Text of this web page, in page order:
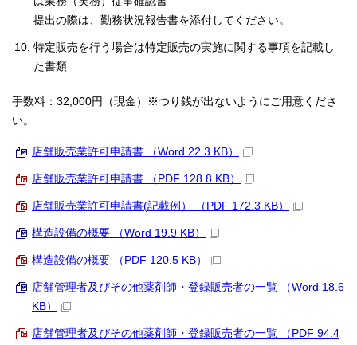
提出の際は、勤務状況報告書を添付してください。
特定販売を行う場合は特定販売の実施に関する事項を記載し
た書類
手数料：32,000円（現金）※つり銭が出ないようにご用意くださ
い。
店舗販売業許可申請書 （Word 22.3 KB）
店舗販売業許可申請書 （PDF 128.8 KB）
店舗販売業許可申請書(記載例） （PDF 172.3 KB）
構造設備の概要 （Word 19.9 KB）
構造設備の概要 （PDF 120.5 KB）
店舗管理者及びその他薬剤師・登録販売者の一覧 （Word 18.6
KB）
店舗管理者及びその他薬剤師・登録販売者の一覧 （PDF 94.4